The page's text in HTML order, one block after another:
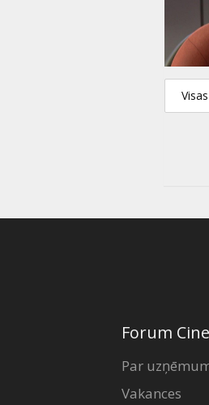
Forum
Par
Vakances